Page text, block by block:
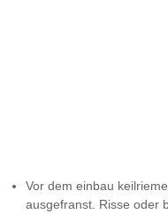
Vor dem einbau
ausgefranst. Risse oder